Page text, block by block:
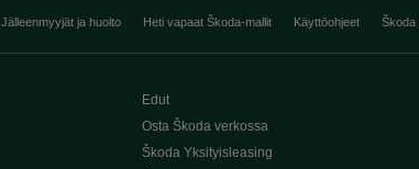
Jälleenmyyjät ja huolto Heti vapaat Škoda-mallit Käyttöohjeet Škoda
Edut
Osta Škoda verkossa
Škoda Yksityisleasing